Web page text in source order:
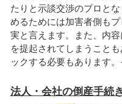
たりと示談交渉のプロと
めるためには加害者側も
実と言えます。また、内
を提起されてしまうこと
ックする必要もあります
法人・会社の倒産手続